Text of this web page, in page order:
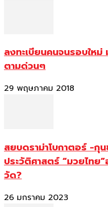
ลงทะเบียนคนจนรอบใหม่
ตามด่วนๆ
29 พฤษภาคม 2018
สยบดราม่าโบกาตอร์ -กุ
ประวัติศาสตร์ “มวยไทย
วัด?
26 มกราคม 2023